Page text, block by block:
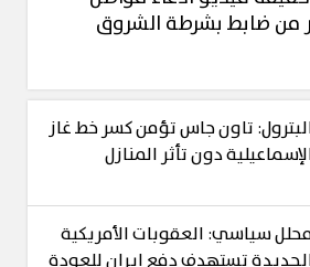
من ضابط بشرطة الشروق
تاون جاس تؤمن كسر خط غاز
دون تأثر المنازل
سياسي: العقوبات الأمريكية
تستهدف دفع إيران للعودة